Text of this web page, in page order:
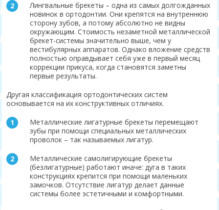
Лингвальные брекеты – одна из самых долгожданных
новинок в ортодонтии. Они крепятся на внутреннюю
сторону зубов, а потому абсолютно не видны
окружающим. Стоимость незаметной металлической
брекет-системы значительно выше, чем у
вестибулярных аппаратов. Однако вложение средств
полностью оправдывает себя уже в первый месяц
коррекции прикуса, когда становятся заметны
первые результаты.
Другая классификация ортодонтических систем
основывается на их конструктивных отличиях.
Металлические лигатурные брекеты перемещают
зубы при помощи специальных металлических
проволок – так называемых лигатур.
Металлические самолигирующие брекеты
(безлигатурные) работают иначе: дуга в таких
конструкциях крепится при помощи маленьких
замочков. Отсутствие лигатур делает данные
системы более эстетичными и комфортными.